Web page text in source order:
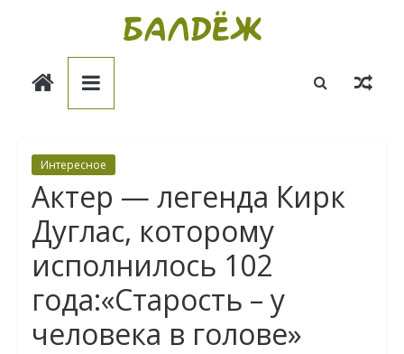
Балдёж
Интересное
Актер — легенда Кирк
Дуглас, которому
исполнилось 102
года:«Старость – у
человека в голове»